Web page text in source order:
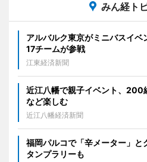
みん経ト
アルバルク東京がミニバスイ
17チームが参戦
江東経済新聞
近江八幡で親子イベント、
など楽しむ
近江八幡経済新聞
福岡パルコで「辛メーター」
タンプラリーも